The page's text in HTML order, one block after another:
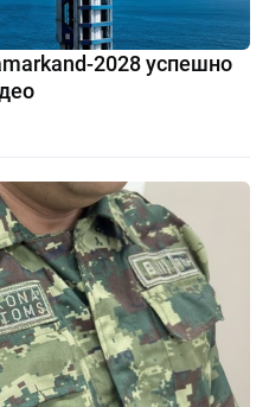
2028 успешно